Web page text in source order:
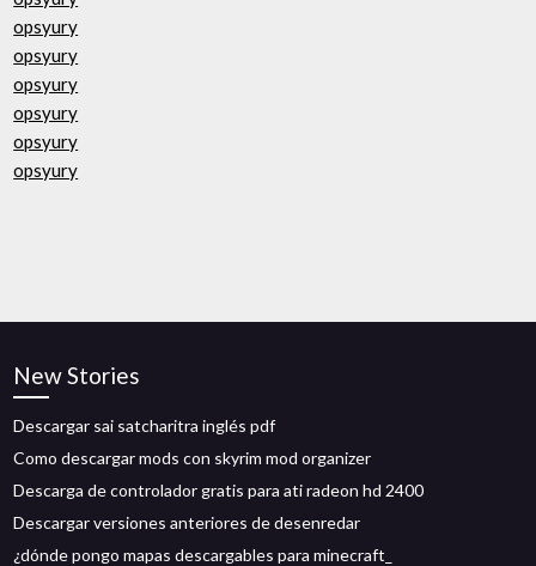
opsyury
opsyury
opsyury
opsyury
opsyury
opsyury
New Stories
Descargar sai satcharitra inglés pdf
Como descargar mods con skyrim mod organizer
Descarga de controlador gratis para ati radeon hd 2400
Descargar versiones anteriores de desenredar
¿dónde pongo mapas descargables para minecraft_